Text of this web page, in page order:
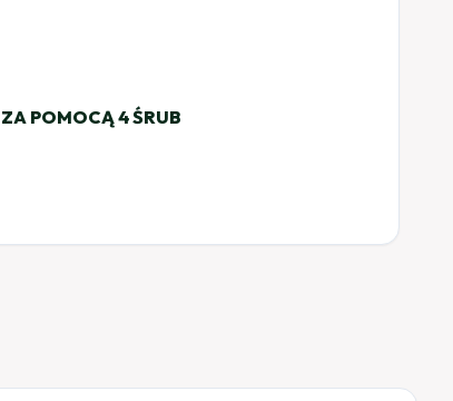
POMOCĄ 4 ŚRUB